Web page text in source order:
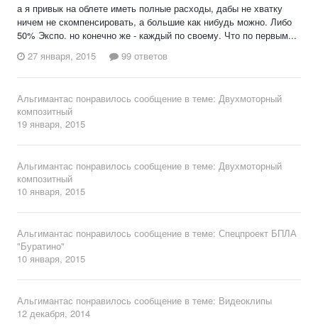
а я привык на облете иметь полные расходы, дабы не хватку
ничем не скомпенсировать, а большие как нибудь можно. Либо
50% Экспо. но конечно же - каждый по своему. Что по первым...
27 января, 2015
99 ответов
Альгимантас понравилось сообщение в теме: Двухмоторный
композитный
19 января, 2015
Альгимантас понравилось сообщение в теме: Двухмоторный
композитный
10 января, 2015
Альгимантас понравилось сообщение в теме: Спецпроект БПЛА
"Буратино"
10 января, 2015
Альгимантас понравилось сообщение в теме: Видеоклипы
12 декабря, 2014